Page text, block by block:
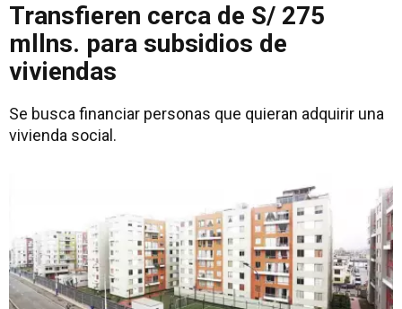
Transfieren cerca de S/ 275
mllns. para subsidios de
viviendas
Se busca financiar personas que quieran adquirir una
vivienda social.